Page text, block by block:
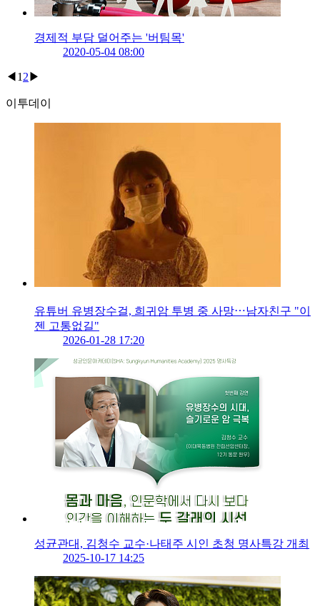
경제적 부담 덜어주는 '버팀목'
2020-05-04 08:00
◀ 1 2 ▶
이투데이
유튜버 유병장수걸, 희귀암 투병 중 사망⋯남자친구 "이
젠 고통없길"
2026-01-28 17:20
성균관대, 김청수 교수·나태주 시인 초청 명사특강 개최
2025-10-17 14:25